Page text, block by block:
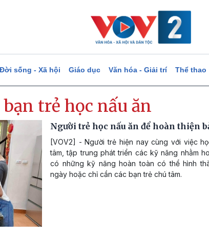
Đời sống - Xã hội Giáo dục Văn hóa - Giải trí Thể thao
bạn trẻ học nấu ăn
Người trẻ học nấu ăn để hoàn thiện
[VOV2] - Người trẻ hiện nay cùng với việc
tâm, tập trung phát triển các kỹ năng nhằm
có những kỹ năng hoàn toàn có thể hình
ngày hoặc chỉ cần các bạn trẻ chú tâm.